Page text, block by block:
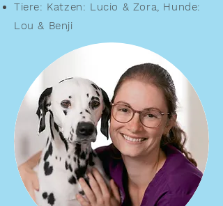
Tiere: Katzen: Lucio & Zora, Hunde:
Lou & Benji